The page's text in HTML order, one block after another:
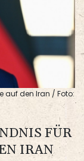
auf den Iran / Foto:
FÜR
IRAN